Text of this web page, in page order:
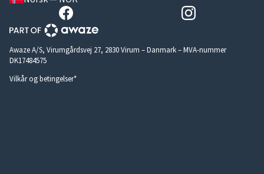
Awaze A/S, Virumgårdsvej 27, 2830 Virum – Danmark – MVA-nummer
DK17484575
Vilkår og betingelser*